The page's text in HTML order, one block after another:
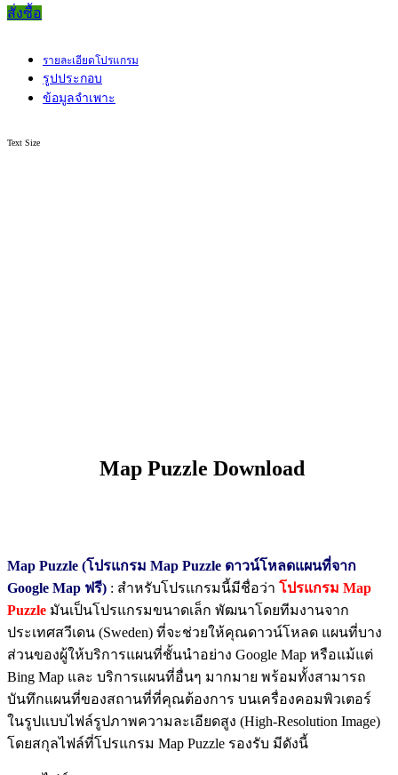
สั่งซื้อ
รายละเอียดโปรแกรม
รูปประกอบ
ข้อมูลจำเพาะ
Text Size
Map Puzzle Download
Map Puzzle (โปรแกรม Map Puzzle ดาวน์โหลดแผนที่จาก
Google Map ฟรี) : สำหรับโปรแกรมนี้มีชื่อว่า โปรแกรม Map
Puzzle มันเป็นโปรแกรมขนาดเล็ก พัฒนาโดยทีมงานจาก
ประเทศสวีเดน (Sweden) ที่จะช่วยให้คุณดาวน์โหลด แผนที่บาง
ส่วนของผู้ให้บริการแผนที่ชั้นนำอย่าง Google Map หรือแม้แต่
Bing Map และ บริการแผนที่อื่นๆ มากมาย พร้อมทั้งสามารถ
บันทึกแผนที่ของสถานที่ที่คุณต้องการ บนเครื่องคอมพิวเตอร์
ในรูปแบบไฟล์รูปภาพความละเอียดสูง (High-Resolution Image)
โดยสกุลไฟล์ที่โปรแกรม Map Puzzle รองรับ มีดังนี้